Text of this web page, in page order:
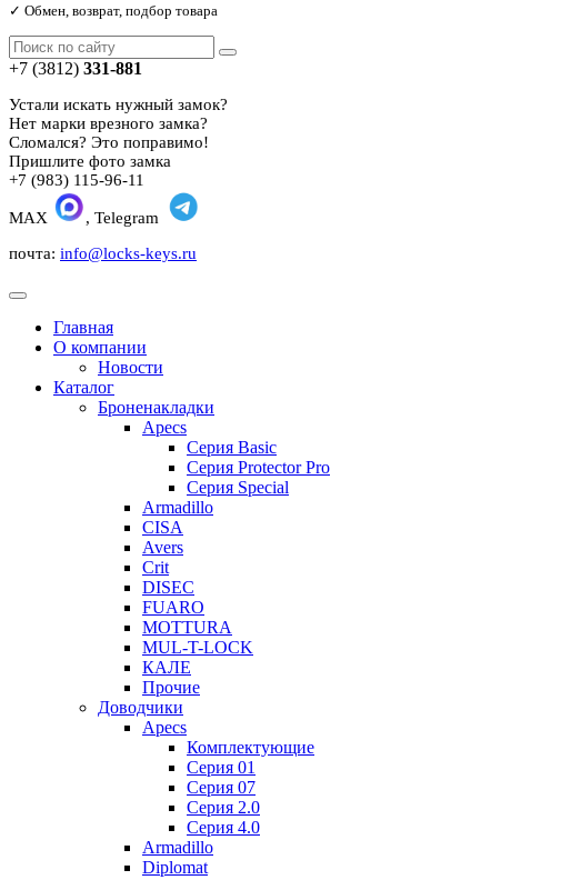
✓ Обмен, возврат, подбор товара
+7 (3812) 331-881
Устали искать нужный замок?
Нет марки врезного замка?
Сломался? Это поправимо!
Пришлите фото замка
+7 (983) 115-96-11
MAX
, Telegram
почта: info@locks-keys.ru
Главная
О компании
Новости
Каталог
Броненакладки
Apecs
Серия Basic
Серия Protector Pro
Серия Special
Armadillo
CISA
Avers
Crit
DISEC
FUARO
MOTTURA
MUL-T-LOCK
КАЛЕ
Прочие
Доводчики
Apecs
Комплектующие
Серия 01
Серия 07
Серия 2.0
Серия 4.0
Armadillo
Diplomat